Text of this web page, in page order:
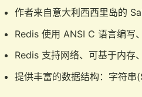
作者来自意大利西西里岛的
Redis 使用 ANSI C 语言编写
Redis 支持网络、可基于内存
提供丰富的数据结构：字符